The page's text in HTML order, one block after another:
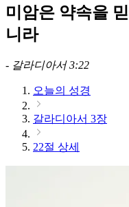
미암은 약속을
니라
- 갈라디아서 3:22
오늘의 성경
갈라디아서 3장
22절 상세